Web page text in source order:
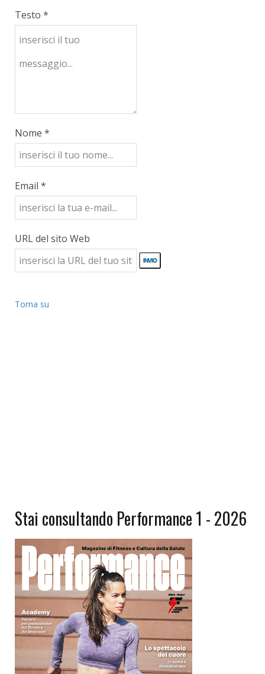
Testo *
Nome *
Email *
URL del sito Web
Torna su
Stai consultando Performance 1 - 2026